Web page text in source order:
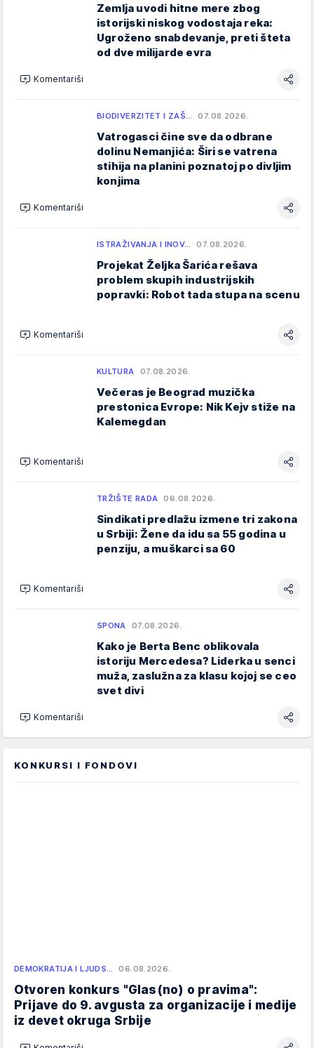
Zemlja uvodi hitne mere zbog
istorijski niskog vodostaja reka:
Ugroženo snabdevanje, preti šteta
od dve milijarde evra
Komentariši
BIODIVERZITET I ZAŠ… 07.08.2026.
Vatrogasci čine sve da odbrane
dolinu Nemanjića: Širi se vatrena
stihija na planini poznatoj po divljim
konjima
Komentariši
ISTRAŽIVANJA I INOV… 07.08.2026.
Projekat Željka Šarića rešava
problem skupih industrijskih
popravki: Robot tada stupa na scenu
Komentariši
KULTURA 07.08.2026.
Večeras je Beograd muzička
prestonica Evrope: Nik Kejv stiže na
Kalemegdan
Komentariši
TRŽIŠTE RADA 06.08.2026.
Sindikati predlažu izmene tri zakona
u Srbiji: Žene da idu sa 55 godina u
penziju, a muškarci sa 60
Komentariši
SPONA 07.08.2026.
Kako je Berta Benc oblikovala
istoriju Mercedesa? Liderka u senci
muža, zaslužna za klasu kojoj se ceo
svet divi
Komentariši
KONKURSI I FONDOVI
DEMOKRATIJA I LJUDS… 06.08.2026.
Otvoren konkurs "Glas(no) o pravima":
Prijave do 9. avgusta za organizacije i medije
iz devet okruga Srbije